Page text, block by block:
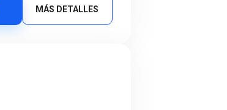
MÁS DETALLES